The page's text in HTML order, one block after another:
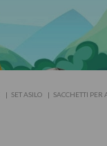
SET ASILO SACCHETTI PER